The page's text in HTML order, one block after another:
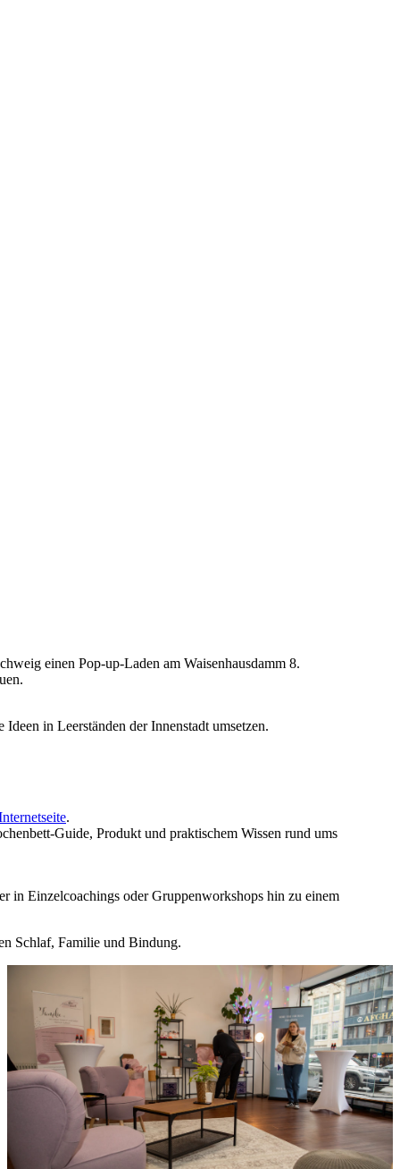
einen Pop-up-Laden am Waisenhausdamm 8.
in Leerständen der Innenstadt umsetzen.
.
Guide, Produkt und praktischem Wissen rund ums
in Einzelcoachings oder Gruppenworkshops hin zu einem
Schlaf, Familie und Bindung.